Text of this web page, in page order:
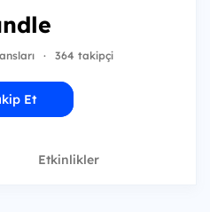
· 364 takipçi
Et
Etkinlikler